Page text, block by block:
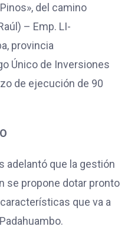
del camino
– Emp. LI-
provincia
Único de Inversiones
de ejecución de 90
adelantó que la gestión
se propone dotar pronto
que va a